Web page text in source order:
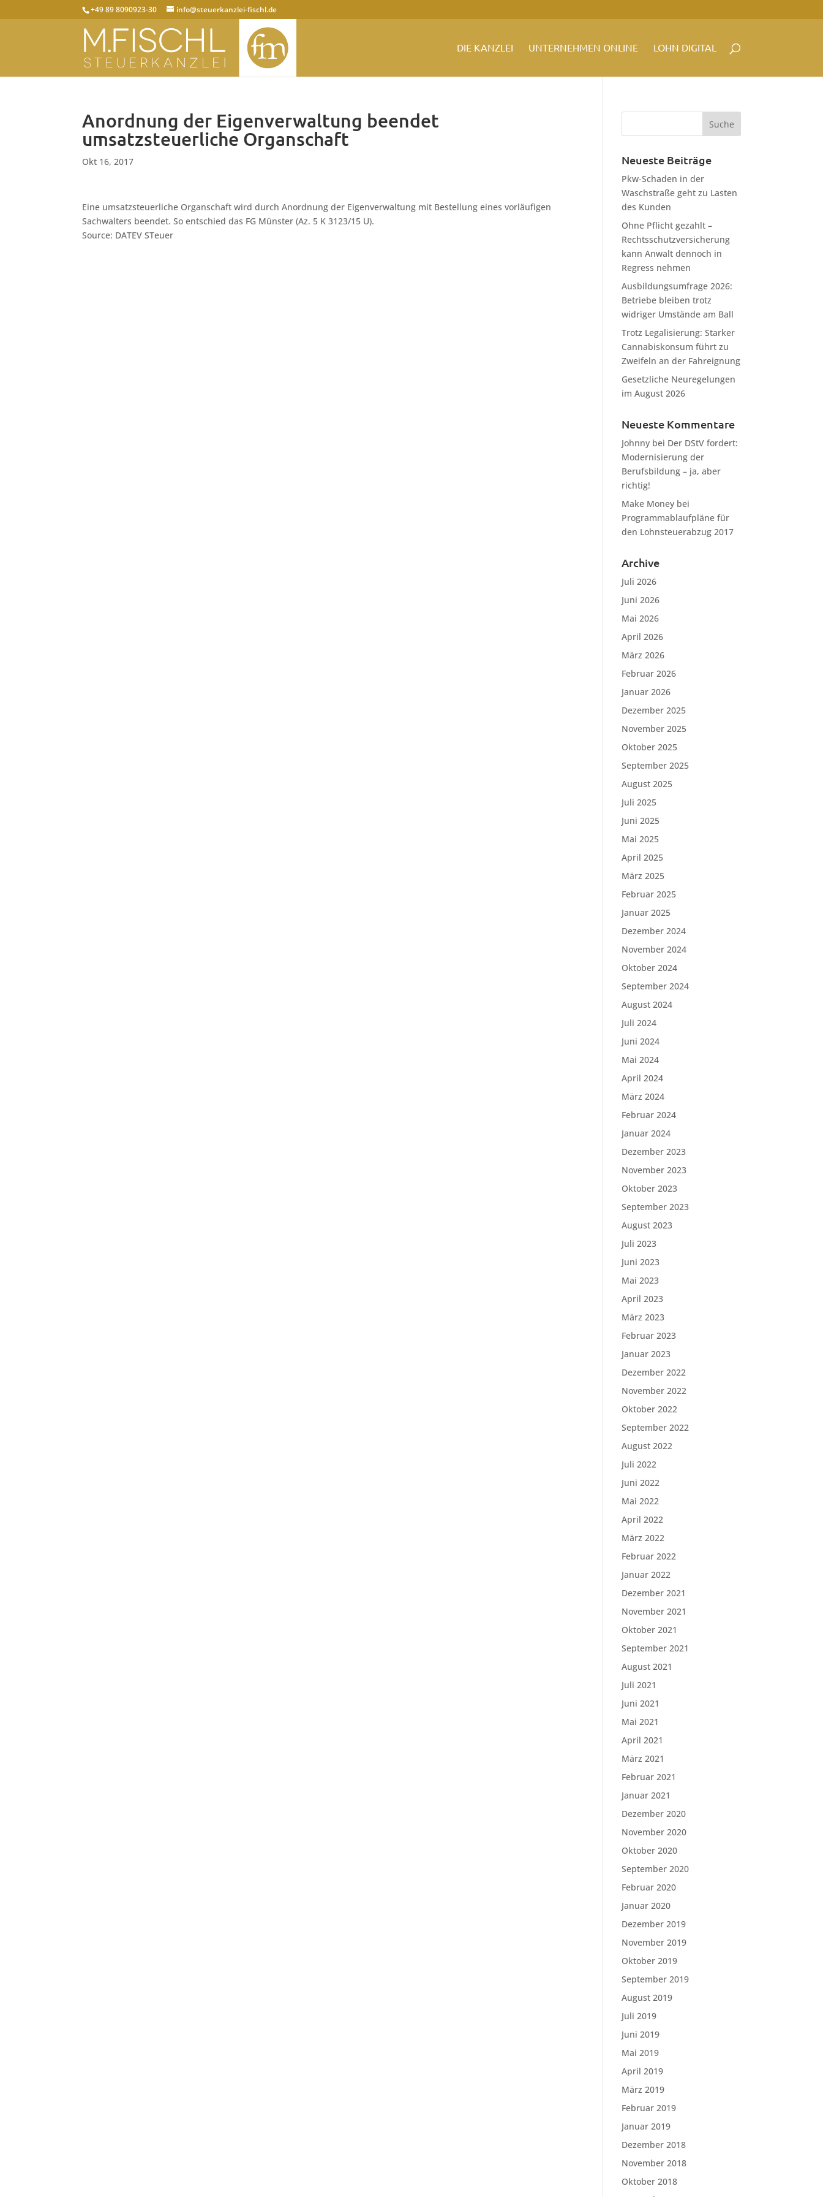
+49 89 8090923-30 info@steuerkanzlei-fischl.de
DIE KANZLEI UNTERNEHMEN ONLINE LOHN DIGITAL
Anordnung der Eigenverwaltung beendet
umsatzsteuerliche Organschaft
Okt 16, 2017
Eine umsatzsteuerliche Organschaft wird durch Anordnung der Eigenverwaltung mit Bestellung eines vorläufigen
Sachwalters beendet. So entschied das FG Münster (Az. 5 K 3123/15 U).
Source: DATEV STeuer
Neueste Beiträge
Pkw-Schaden in der
Waschstraße geht zu Lasten
des Kunden
Ohne Pflicht gezahlt –
Rechtsschutzversicherung
kann Anwalt dennoch in
Regress nehmen
Ausbildungsumfrage 2026:
Betriebe bleiben trotz
widriger Umstände am Ball
Trotz Legalisierung: Starker
Cannabiskonsum führt zu
Zweifeln an der Fahreignung
Gesetzliche Neuregelungen
im August 2026
Neueste Kommentare
Johnny bei Der DStV fordert:
Modernisierung der
Berufsbildung – ja, aber
richtig!
Make Money bei
Programmablaufpläne für
den Lohnsteuerabzug 2017
Archive
Juli 2026
Juni 2026
Mai 2026
April 2026
März 2026
Februar 2026
Januar 2026
Dezember 2025
November 2025
Oktober 2025
September 2025
August 2025
Juli 2025
Juni 2025
Mai 2025
April 2025
März 2025
Februar 2025
Januar 2025
Dezember 2024
November 2024
Oktober 2024
September 2024
August 2024
Juli 2024
Juni 2024
Mai 2024
April 2024
März 2024
Februar 2024
Januar 2024
Dezember 2023
November 2023
Oktober 2023
September 2023
August 2023
Juli 2023
Juni 2023
Mai 2023
April 2023
März 2023
Februar 2023
Januar 2023
Dezember 2022
November 2022
Oktober 2022
September 2022
August 2022
Juli 2022
Juni 2022
Mai 2022
April 2022
März 2022
Februar 2022
Januar 2022
Dezember 2021
November 2021
Oktober 2021
September 2021
August 2021
Juli 2021
Juni 2021
Mai 2021
April 2021
März 2021
Februar 2021
Januar 2021
Dezember 2020
November 2020
Oktober 2020
September 2020
Februar 2020
Januar 2020
Dezember 2019
November 2019
Oktober 2019
September 2019
August 2019
Juli 2019
Juni 2019
Mai 2019
April 2019
März 2019
Februar 2019
Januar 2019
Dezember 2018
November 2018
Oktober 2018